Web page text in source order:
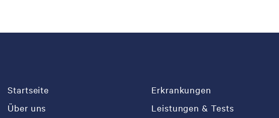
Startseite
Über uns
Erkrankungen
Leistungen & Tests